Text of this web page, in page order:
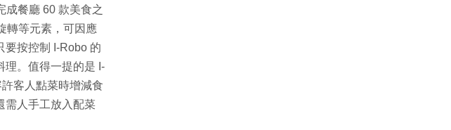
間
成餐廳 60 款美食之
轉等元素，可因應
要按控制 I-Robo 的
理。值得一提的是 I-
客人點菜時增減食
需人手工放入配菜